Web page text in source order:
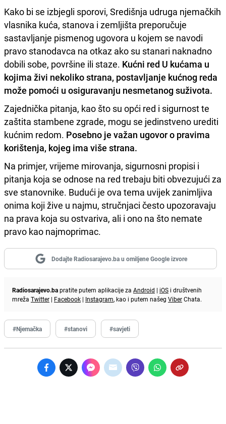
Kako bi se izbjegli sporovi, Središnja udruga njemačkih
vlasnika kuća, stanova i zemljišta preporučuje
sastavljanje pismenog ugovora u kojem se navodi
pravo stanodavca na otkaz ako su stanari naknadno
dobili sobe, površine ili staze. Kućni red U kućama u
kojima živi nekoliko strana, postavljanje kućnog reda
može pomoći u osiguravanju nesmetanog suživota.
Zajednička pitanja, kao što su opći red i sigurnost te
zaštita stambene zgrade, mogu se jedinstveno urediti
kućnim redom. Posebno je važan ugovor o pravima
korištenja, kojeg ima više strana.
Na primjer, vrijeme mirovanja, sigurnosni propisi i
pitanja koja se odnose na red trebaju biti obvezujući za
sve stanovnike. Budući je ova tema uvijek zanimljiva
onima koji žive u najmu, stručnjaci često upozoravaju
na prava koja su ostvariva, ali i ono na što nemate
pravo kao najmoprimac.
Dodajte Radiosarajevo.ba u omiljene Google izvore
Radiosarajevo.bapratite putem aplikacije za Android | iOS i društvenih
mreža Twitter | Facebook | Instagram, kao i putem našeg ViberChata.
#Njemačka #stanovi #savjeti